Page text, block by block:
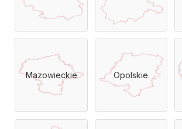
Mazowieckie Opolskie